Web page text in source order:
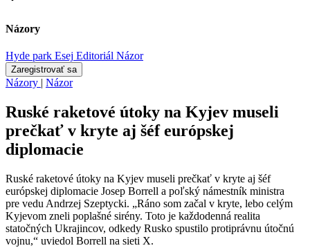
Názory
Hyde park Esej Editoriál Názor
Zaregistrovať sa
Názory | Názor
Ruské raketové útoky na Kyjev museli
prečkať v kryte aj šéf európskej
diplomacie
Ruské raketové útoky na Kyjev museli prečkať v kryte aj šéf
európskej diplomacie Josep Borrell a poľský námestník ministra
pre vedu Andrzej Szeptycki. „Ráno som začal v kryte, lebo celým
Kyjevom zneli poplašné sirény. Toto je každodenná realita
statočných Ukrajincov, odkedy Rusko spustilo protiprávnu útočnú
vojnu,“ uviedol Borrell na sieti X.